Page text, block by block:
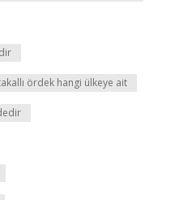
ördek hangi ülkeye ait